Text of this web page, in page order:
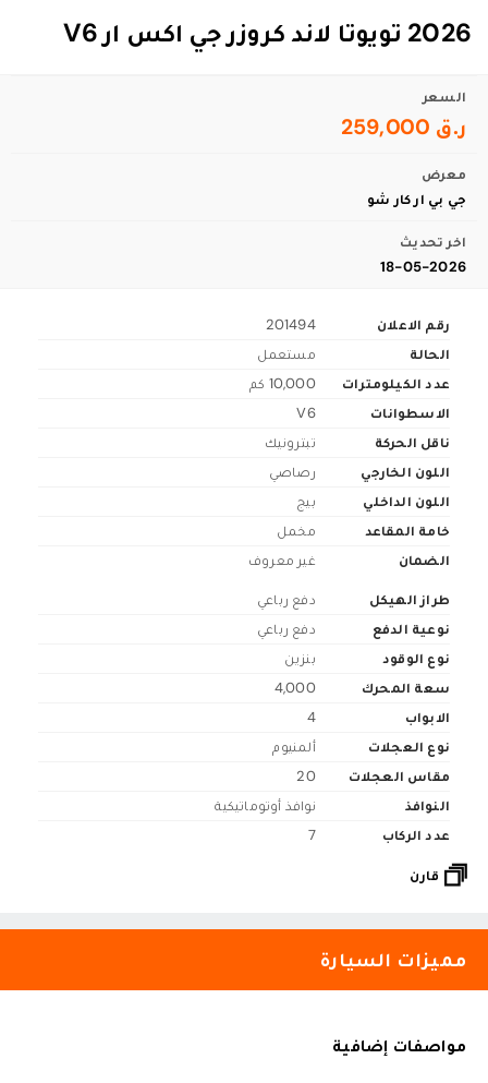
2026 تويوتا لاند كروزر جي اكس ار V6
السعر
ر.ق 259,000
معرض
جي بي ار كار شو
اخر تحديث
18-05-2026
رقم الاعلان
201494
الحالة
مستعمل
عدد الكيلومترات
10,000 كم
الاسطوانات
V6
ناقل الحركة
تبترونيك
اللون الخارجي
رصاصي
اللون الداخلي
بيج
خامة المقاعد
مخمل
الضمان
غير معروف
طراز الهيكل
دفع رباعي
نوعية الدفع
دفع رباعي
نوع الوقود
بنزين
سعة المحرك
4,000
الابواب
4
نوع العجلات
ألمنيوم
مقاس العجلات
20
النوافذ
نوافذ أوتوماتيكية
عدد الركاب
7
قارن
مميزات السيارة
مواصفات إضافية